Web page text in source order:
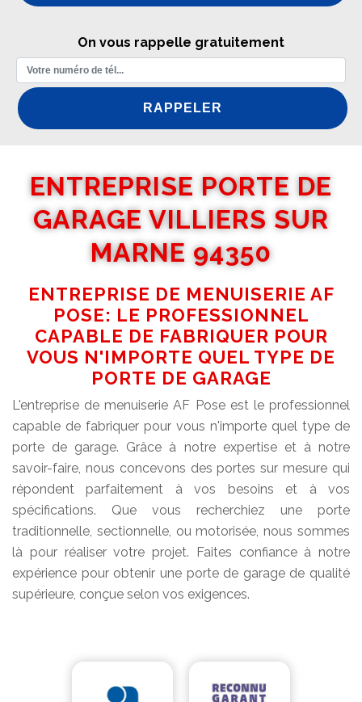
On vous rappelle gratuitement
ENTREPRISE PORTE DE
GARAGE VILLIERS SUR
MARNE 94350
ENTREPRISE DE MENUISERIE AF
POSE: LE PROFESSIONNEL
CAPABLE DE FABRIQUER POUR
VOUS N'IMPORTE QUEL TYPE DE
PORTE DE GARAGE
L'entreprise de menuiserie AF Pose est le professionnel
capable de fabriquer pour vous n'importe quel type de
porte de garage. Grâce à notre expertise et à notre
savoir-faire, nous concevons des portes sur mesure qui
répondent parfaitement à vos besoins et à vos
spécifications. Que vous recherchiez une porte
traditionnelle, sectionnelle, ou motorisée, nous sommes
là pour réaliser votre projet. Faites confiance à notre
expérience pour obtenir une porte de garage de qualité
supérieure, conçue selon vos exigences.